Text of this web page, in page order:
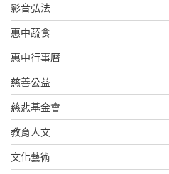
影音弘法
惠中蔬食
惠中行事曆
慈善公益
慈悲基金會
教育人文
文化藝術